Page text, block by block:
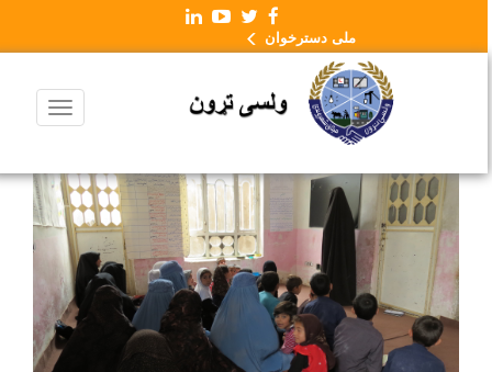
ملی دسترخوان